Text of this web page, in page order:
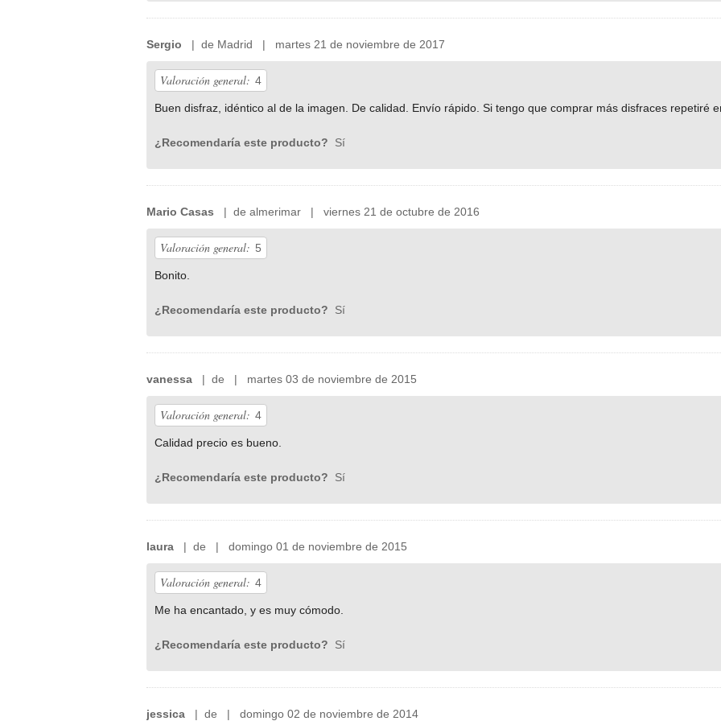
Sergio | de Madrid | martes 21 de noviembre de 2017
Valoración general: 4
Buen disfraz, idéntico al de la imagen. De calidad. Envío rápido. Si tengo que comprar más disfraces repetiré
¿Recomendaría este producto? Sí
Mario Casas | de almerimar | viernes 21 de octubre de 2016
Valoración general: 5
Bonito.
¿Recomendaría este producto? Sí
vanessa | de | martes 03 de noviembre de 2015
Valoración general: 4
Calidad precio es bueno.
¿Recomendaría este producto? Sí
laura | de | domingo 01 de noviembre de 2015
Valoración general: 4
Me ha encantado, y es muy cómodo.
¿Recomendaría este producto? Sí
jessica | de | domingo 02 de noviembre de 2014